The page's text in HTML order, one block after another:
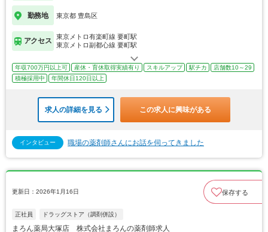
勤務地 東京都 豊島区
アクセス
東京メトロ有楽町線 要町駅
東京メトロ副都心線 要町駅
年収700万円以上可 産休・育休取得実績有り スキルアップ 駅チカ
店舗数10～29
積極採用中
年間休日120日以上
求人の詳細を見る この求人に興味がある
インタビュー 職場の薬剤師さんにお話を伺ってきました
更新日：2026年1月16日 保存する
正社員 ドラッグストア（調剤併設）
まろん薬局大塚店 株式会社まろんの薬剤師求人